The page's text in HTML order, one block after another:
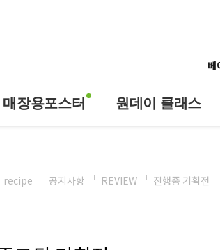
베
매장용포스터 원데이 클래스
recipe 공지사항 REVIEW 진행중 기획전